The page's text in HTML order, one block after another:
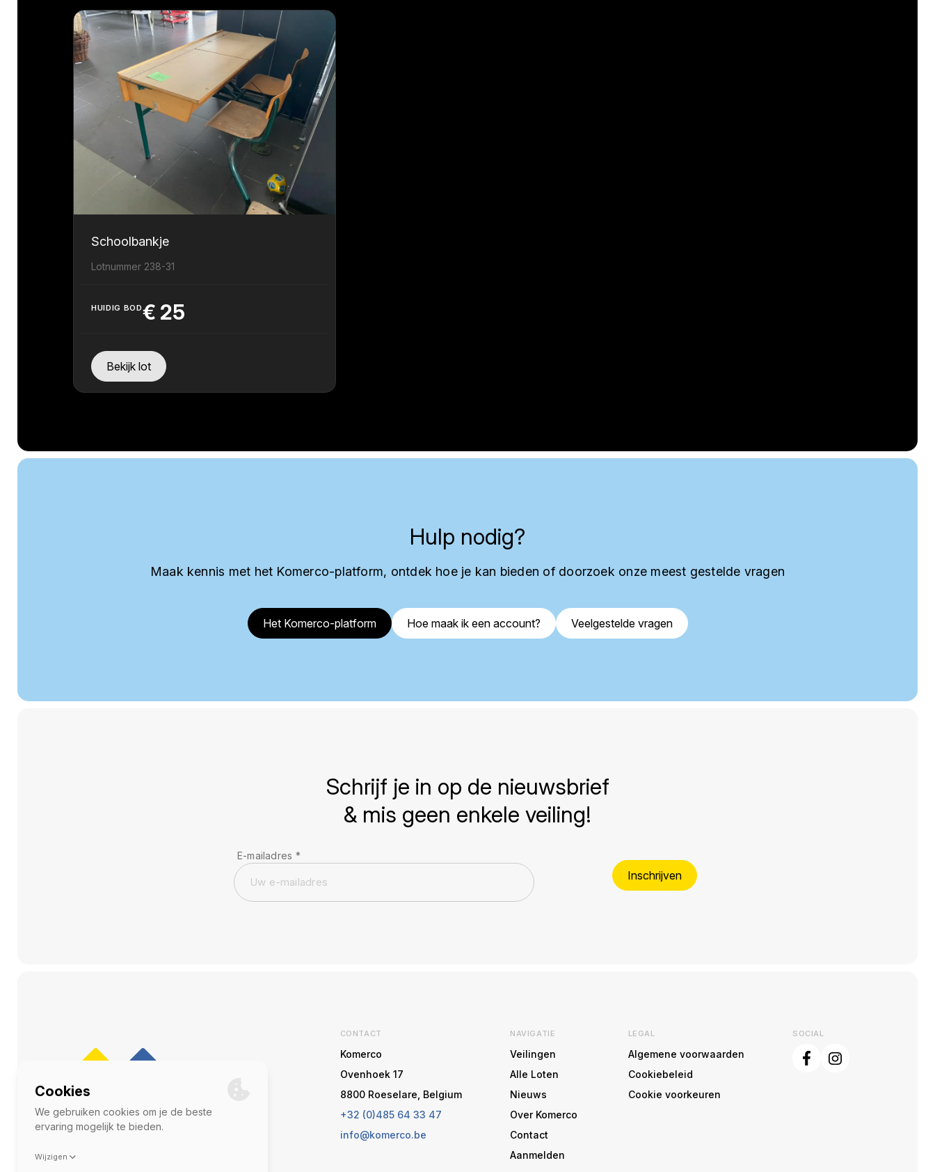
Schoolbankje
Lotnummer 238-31
HUIDIG BOD€ 25
Bekijk lot
Hulp nodig?
Maak kennis met het Komerco-platform, ontdek hoe je kan bieden of doorzoek onze meest gestelde vragen
Het Komerco-platform Hoe maak ik een account? Veelgestelde vragen
Schrijf je in op de nieuwsbrief
& mis geen enkele veiling!
E-mailadres *
Inschrijven
CONTACT
Komerco
Ovenhoek 17
8800 Roeselare, Belgium
+32 (0)485 64 33 47
info@komerco.be
NAVIGATIE
Veilingen
Alle Loten
Nieuws
Over Komerco
Contact
Aanmelden
LEGAL
Algemene voorwaarden
Cookiebeleid
Cookie voorkeuren
SOCIAL